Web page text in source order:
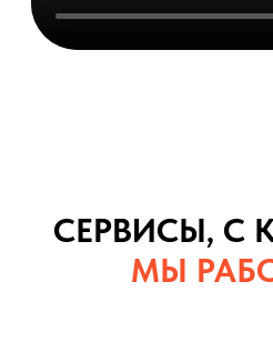
СЕРВИСЫ, С
МЫ